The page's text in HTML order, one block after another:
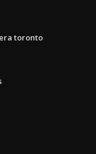
toronto